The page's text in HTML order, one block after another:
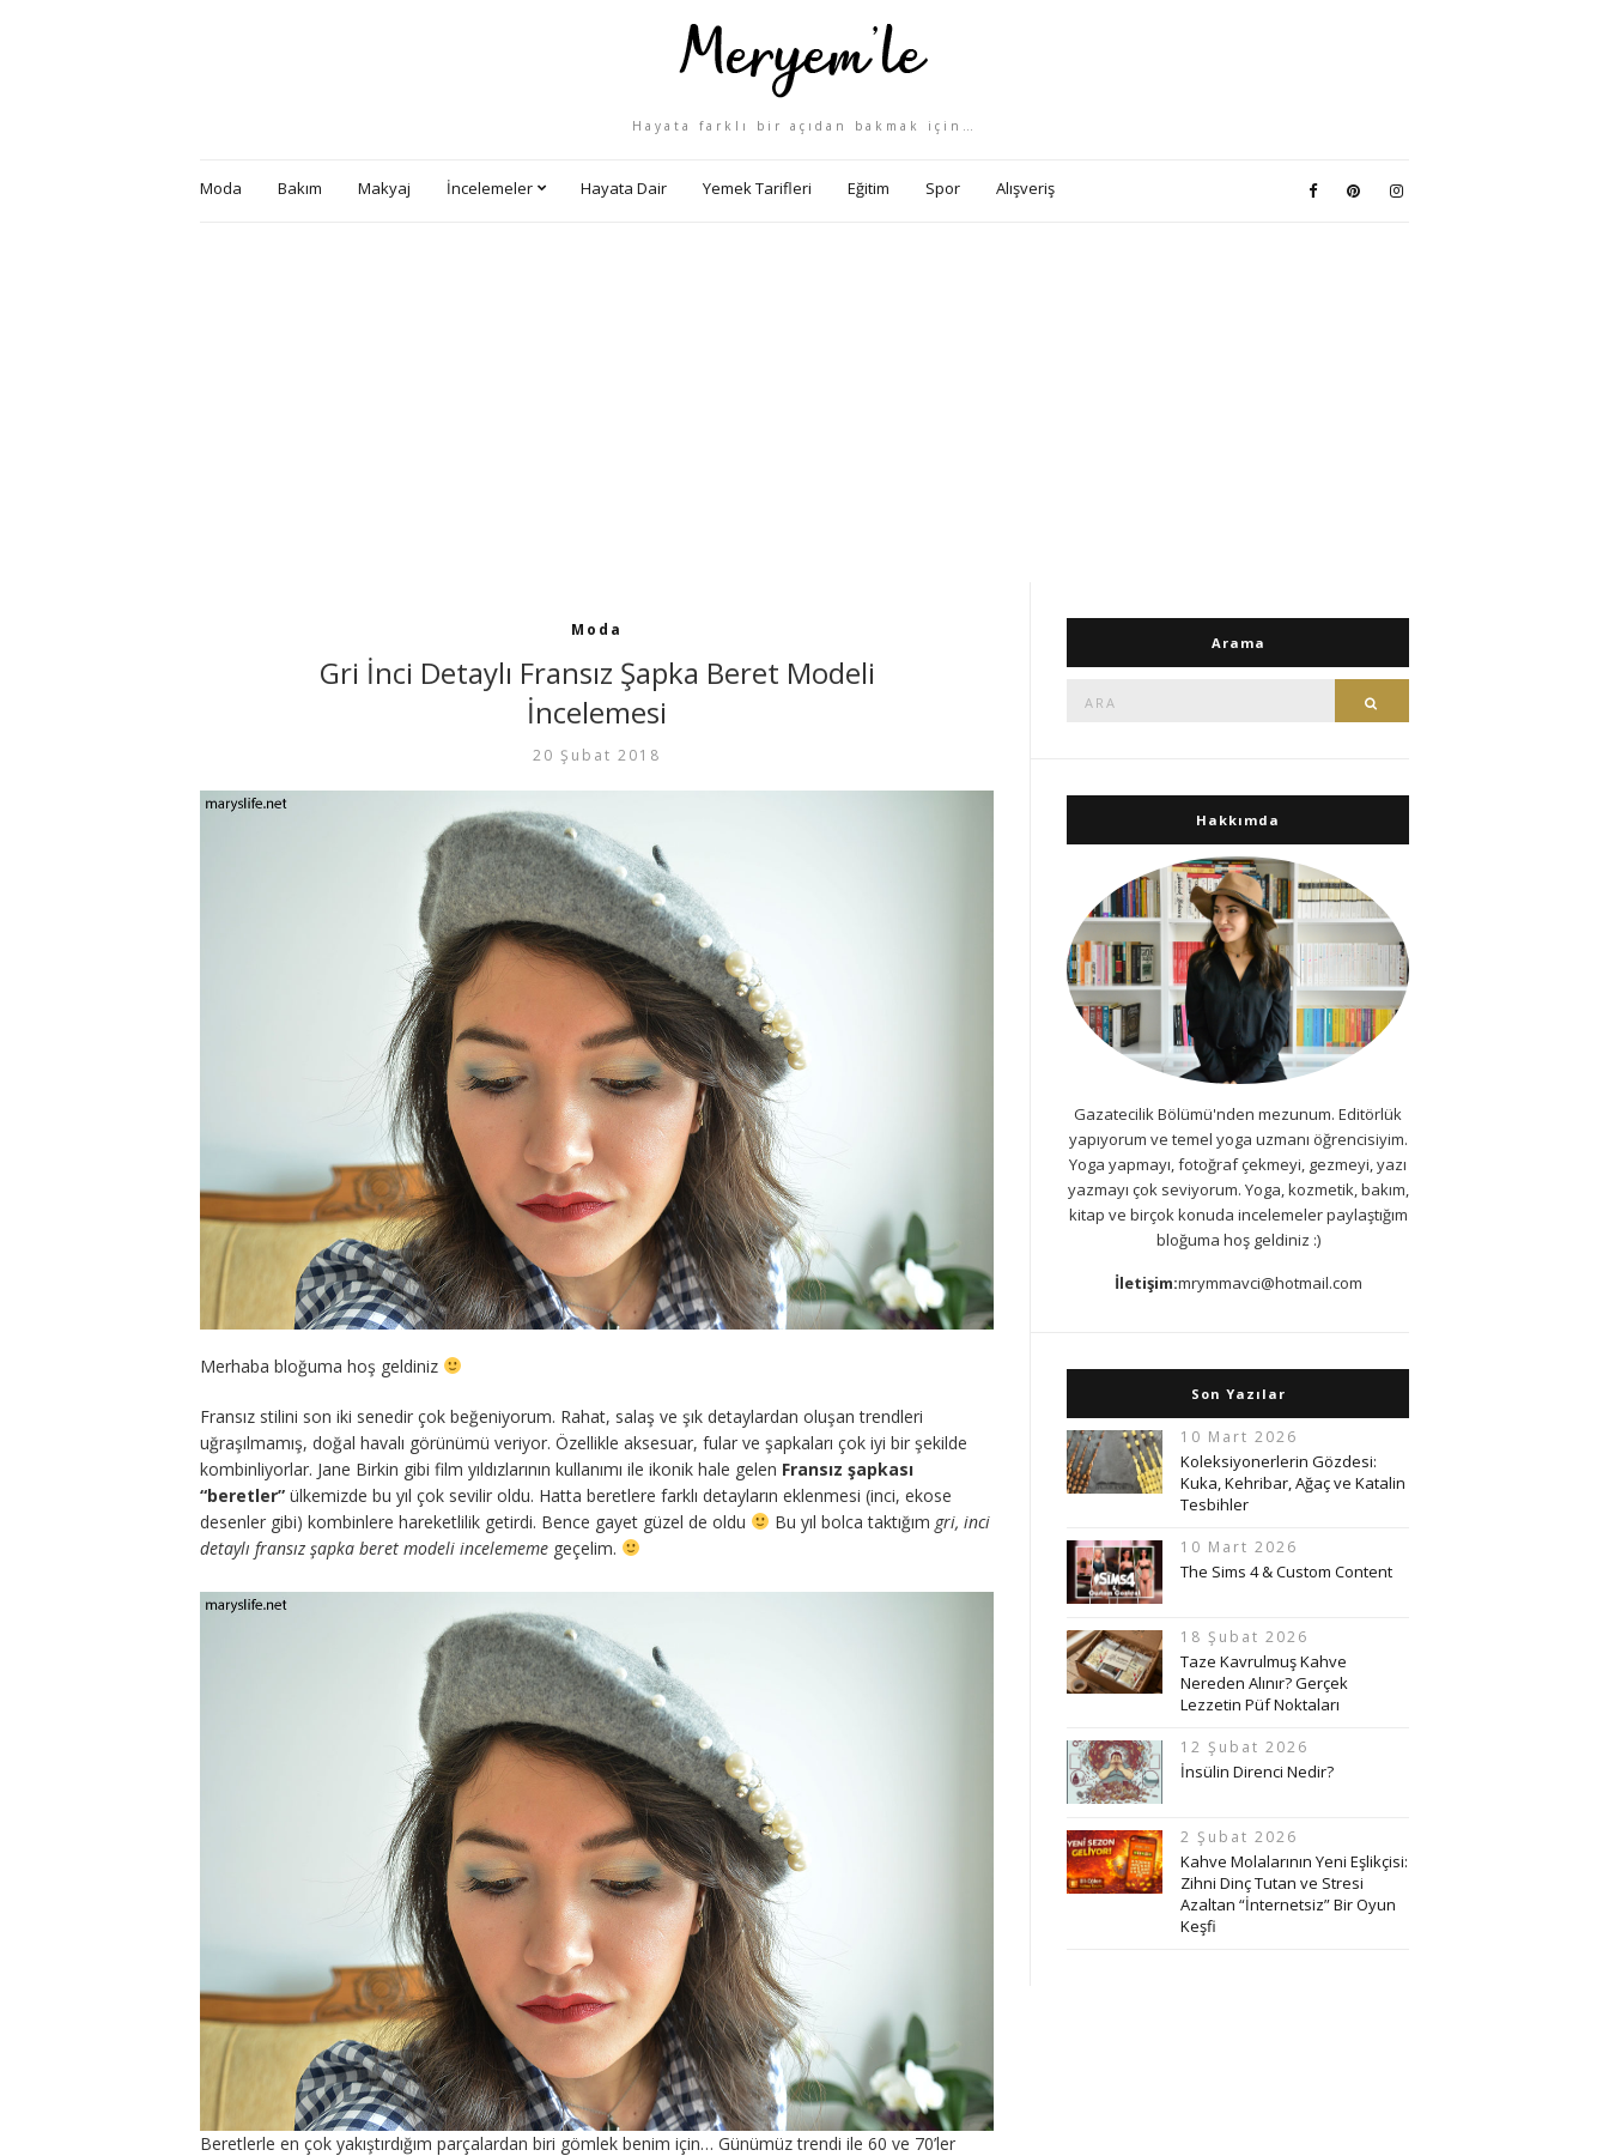
Hayata farklı bir açıdan bakmak için…
Moda Bakım Makyaj İncelemeler Hayata Dair Yemek Tarifleri Eğitim Spor Alışveriş
Moda
Gri İnci Detaylı Fransız Şapka Beret Modeli
İncelemesi
20 Şubat 2018
Merhaba bloğuma hoş geldiniz
Fransız stilini son iki senedir çok beğeniyorum. Rahat, salaş ve şık detaylardan oluşan trendleri
uğraşılmamış, doğal havalı görünümü veriyor. Özellikle aksesuar, fular ve şapkaları çok iyi bir şekilde
kombinliyorlar. Jane Birkin gibi film yıldızlarının kullanımı ile ikonik hale gelen Fransız şapkası
“beretler” ülkemizde bu yıl çok sevilir oldu. Hatta beretlere farklı detayların eklenmesi (inci, ekose
desenler gibi) kombinlere hareketlilik getirdi. Bence gayet güzel de oldu
Bu yıl bolca taktığım gri, inci
detaylı fransız şapka beret modeli incelememe geçelim.
Beretlerle en çok yakıştırdığım parçalardan biri gömlek benim için… Günümüz trendi ile 60 ve 70’ler
Arama
Hakkımda
Gazatecilik Bölümü'nden mezunum. Editörlük
yapıyorum ve temel yoga uzmanı öğrencisiyim.
Yoga yapmayı, fotoğraf çekmeyi, gezmeyi, yazı
yazmayı çok seviyorum. Yoga, kozmetik, bakım,
kitap ve birçok konuda incelemeler paylaştığım
bloğuma hoş geldiniz :)
İletişim:mrymmavci@hotmail.com
Son Yazılar
10 Mart 2026
Koleksiyonerlerin Gözdesi:
Kuka, Kehribar, Ağaç ve Katalin
Tesbihler
10 Mart 2026
The Sims 4 & Custom Content
18 Şubat 2026
Taze Kavrulmuş Kahve
Nereden Alınır? Gerçek
Lezzetin Püf Noktaları
12 Şubat 2026
İnsülin Direnci Nedir?
2 Şubat 2026
Kahve Molalarının Yeni Eşlikçisi:
Zihni Dinç Tutan ve Stresi
Azaltan “İnternetsiz” Bir Oyun
Keşfi